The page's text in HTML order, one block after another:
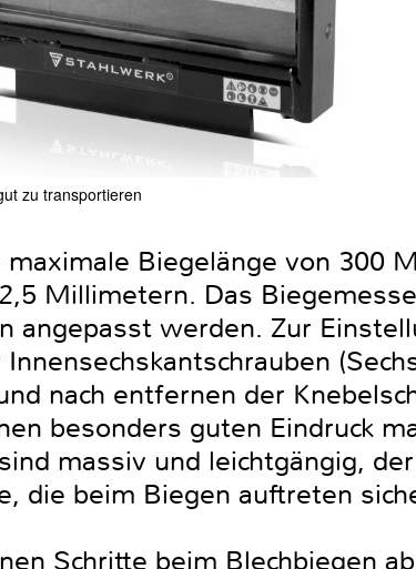
zu transportieren
Biegelänge von 300
Millimetern. Das
angepasst werden. Zur
nach entfernen der
besonders guten Eindruck
massiv und leichtgängig,
die beim Biegen auftreten
Schritte beim Blechbiegen